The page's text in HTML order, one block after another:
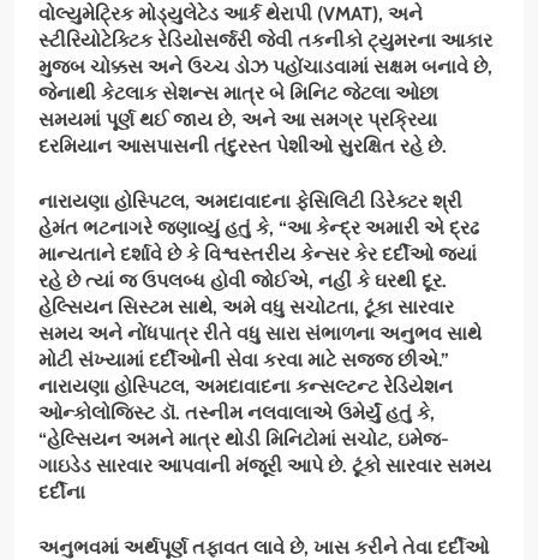
વોલ્યુમેટ્રિક મોડ્યુલેટેડ આર્ક થેરાપી (VMAT), અને
સ્ટીરિયોટેક્ટિક રેડિયોસર્જરી જેવી તકનીકો ટ્યુમરના આકાર
મુજબ ચોક્કસ અને ઉચ્ચ ડોઝ પહોંચાડવામાં સક્ષમ બનાવે છે,
જેનાથી કેટલાક સેશન્સ માત્ર બે મિનિટ જેટલા ઓછા
સમયમાં પૂર્ણ થઈ જાય છે, અને આ સમગ્ર પ્રક્રિયા
દરમિયાન આસપાસની તંદુરસ્ત પેશીઓ સુરક્ષિત રહે છે.
નારાયણા હોસ્પિટલ, અમદાવાદના ફેસિલિટી ડિરેક્ટર શ્રી
હેમંત ભટનાગરે જણાવ્યું હતું કે, “આ કેન્દ્ર અમારી એ દ્રઢ
માન્યતાને દર્શાવે છે કે વિશ્વસ્તરીય કેન્સર કેર દર્દીઓ જ્યાં
રહે છે ત્યાં જ ઉપલબ્ધ હોવી જોઈએ, નહીં કે ઘરથી દૂર.
હેલ્સિયન સિસ્ટમ સાથે, અમે વધુ સચોટતા, ટૂંકા સારવાર
સમય અને નોંધપાત્ર રીતે વધુ સારા સંભાળના અનુભવ સાથે
મોટી સંખ્યામાં દર્દીઓની સેવા કરવા માટે સજ્જ છીએ.”
નારાયણા હોસ્પિટલ, અમદાવાદના કન્સલ્ટન્ટ રેડિયેશન
ઓન્કોલોજિસ્ટ ડૉ. તસ્નીમ નલવાલાએ ઉમેર્યું હતું કે,
“હેલ્સિયન અમને માત્ર થોડી મિનિટોમાં સચોટ, ઇમેજ-
ગાઇડેડ સારવાર આપવાની મંજૂરી આપે છે. ટૂંકો સારવાર સમય
દર્દીના
અનુભવમાં અર્થપૂર્ણ તફાવત લાવે છે, ખાસ કરીને તેવા દર્દીઓ